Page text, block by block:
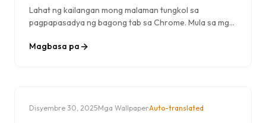
Tab sa Chrome (2025)
Lahat ng kailangan mong malaman tungkol sa
pagpapasadya ng bagong tab sa Chrome. Mula sa mga
privacy at mga shortcut sa produktibidad — ang
Magbasa pa
Disyembre 30, 2025·Mga Wallpaper·Auto-translated